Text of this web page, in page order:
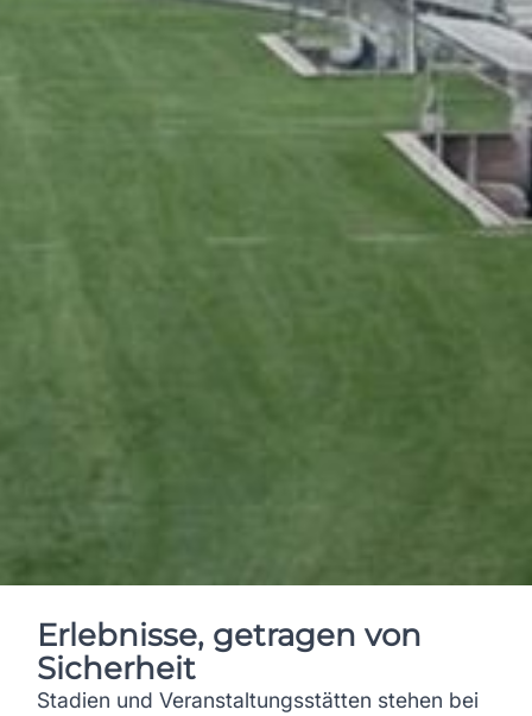
Erlebnisse, getragen von
Sicherheit
Stadien und Veranstaltungsstätten stehen bei